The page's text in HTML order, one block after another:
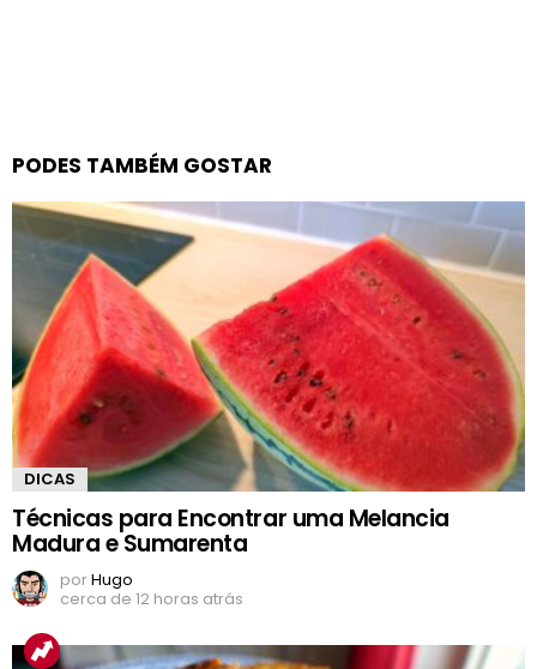
PODES TAMBÉM GOSTAR
DICAS
Técnicas para Encontrar uma Melancia
Madura e Sumarenta
porHugo
cerca de 12 horas atrás